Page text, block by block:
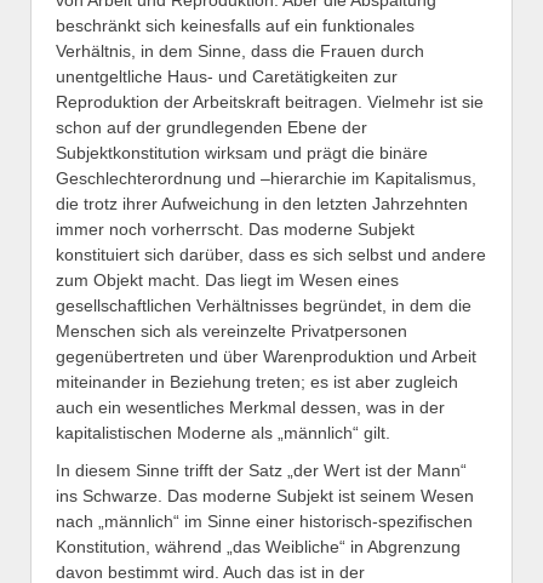
beschränkt sich keinesfalls auf ein funktionales
Verhältnis, in dem Sinne, dass die Frauen durch
unentgeltliche Haus- und Caretätigkeiten zur
Reproduktion der Arbeitskraft beitragen. Vielmehr ist sie
schon auf der grundlegenden Ebene der
Subjektkonstitution wirksam und prägt die binäre
Geschlechterordnung und –hierarchie im Kapitalismus,
die trotz ihrer Aufweichung in den letzten Jahrzehnten
immer noch vorherrscht. Das moderne Subjekt
konstituiert sich darüber, dass es sich selbst und andere
zum Objekt macht. Das liegt im Wesen eines
gesellschaftlichen Verhältnisses begründet, in dem die
Menschen sich als vereinzelte Privatpersonen
gegenübertreten und über Warenproduktion und Arbeit
miteinander in Beziehung treten; es ist aber zugleich
auch ein wesentliches Merkmal dessen, was in der
kapitalistischen Moderne als „männlich“ gilt.
In diesem Sinne trifft der Satz „der Wert ist der Mann“
ins Schwarze. Das moderne Subjekt ist seinem Wesen
nach „männlich“ im Sinne einer historisch-spezifischen
Konstitution, während „das Weibliche“ in Abgrenzung
davon bestimmt wird. Auch das ist in der